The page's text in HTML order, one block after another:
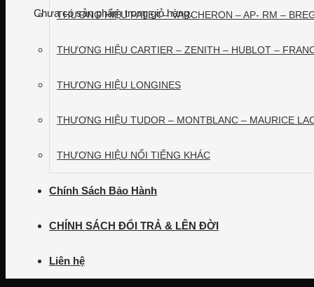
Chưa có sản phẩm trong giỏ hàng.
THƯƠNG HIỆU PATEK – VARCHERON – AP- RM –
THƯƠNG HIỆU CARTIER – ZENITH – HUBLOT –
THƯƠNG HIỆU LONGINES
THƯƠNG HIỆU TUDOR – MONTBLANC – MAURICE
THƯƠNG HIỆU NỔI TIẾNG KHÁC
Chính Sách Bảo Hành
CHÍNH SÁCH ĐỔI TRẢ & LÊN ĐỜI
Liên hệ